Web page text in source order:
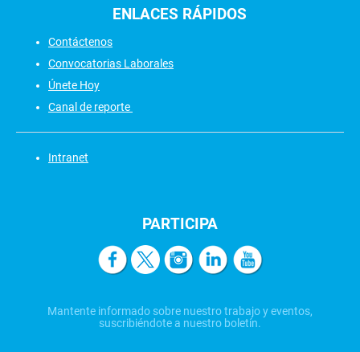
ENLACES RÁPIDOS
Contáctenos
Convocatorias Laborales
Únete Hoy
Canal de reporte
Intranet
PARTICIPA
Mantente informado sobre nuestro trabajo y eventos,
suscribiéndote a nuestro boletín.